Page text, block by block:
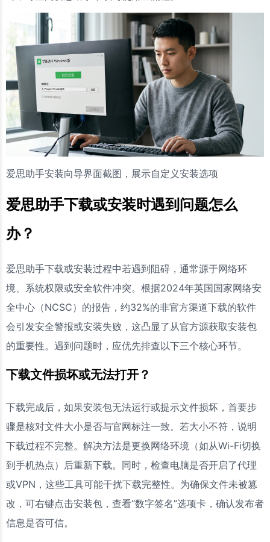
爱思助手安装向导界面截图，展示自定义安装选项
爱思助手下载或安装时遇到问题怎么
办？
爱思助手下载或安装过程中若遇到阻碍，通常源于网络环
境、系统权限或安全软件冲突。根据2024年英国国家网络安
全中心（NCSC）的报告，约32%的非官方渠道下载的软件
会引发安全警报或安装失败，这凸显了从官方源获取安装包
的重要性。遇到问题时，应优先排查以下三个核心环节。
下载文件损坏或无法打开？
下载完成后，如果安装包无法运行或提示文件损坏，首要步
骤是核对文件大小是否与官网标注一致。若大小不符，说明
下载过程不完整。解决方法是更换网络环境（如从Wi-Fi切换
到手机热点）后重新下载。同时，检查电脑是否开启了代理
或VPN，这些工具可能干扰下载完整性。为确保文件未被篡
改，可右键点击安装包，查看“数字签名”选项卡，确认发布者
信息是否可信。